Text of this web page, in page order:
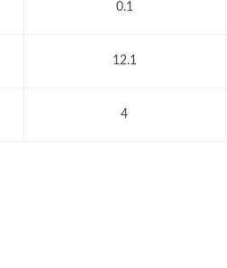
0.1
12.1
4